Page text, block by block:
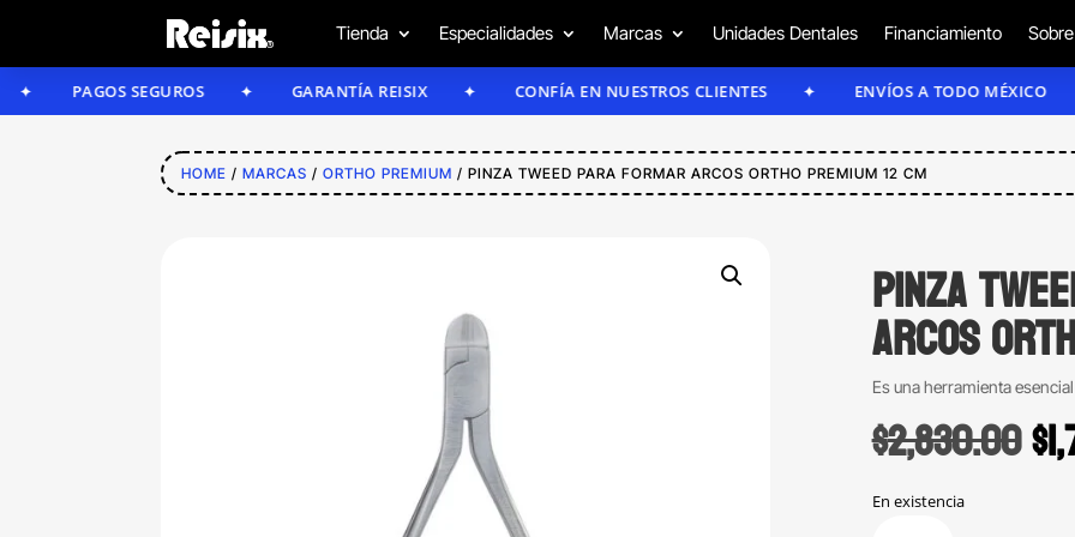
Tienda Especialidades Marcas Unidades Dentales Financiamiento
PAGOS SEGUROS GARANTÍA REISIX CONFÍA EN NUESTROS CLIENTES ENVÍOS A TODO MÉXICO
HOME /MARCAS /ORTHO PREMIUM / PINZA TWEED PARA FORMAR ARCOS ORTHO PREMIUM 12 CM
Pinza
arcos
Es una herramienta
$2,830.00$
En existencia